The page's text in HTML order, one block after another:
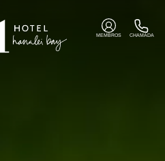
MEMBROS CHAMADA